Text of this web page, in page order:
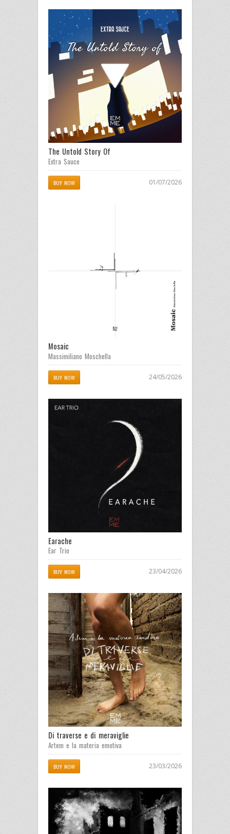
The Untold Story Of
Extra Sauce
BUY NOW 01/07/2026
Mosaic
Massimiliano Moschella
BUY NOW 24/05/2026
Earache
Ear Trio
BUY NOW 23/04/2026
Di traverse e di meraviglie
Artem e la materia emotiva
BUY NOW 23/03/2026